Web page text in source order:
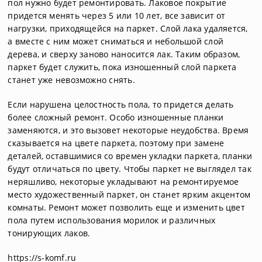
пол нужно будет ремонтировать. Лаковое покрытие
придется менять через 5 или 10 лет, все зависит от
нагрузки, приходящейся на паркет. Слой лака удаляется,
а вместе с ним может сниматься и небольшой слой
дерева, и сверху заново наносится лак. Таким образом,
паркет будет служить, пока изношенный слой паркета
станет уже невозможно снять.
Если нарушена целостность пола, то придется делать
более сложный ремонт. Особо изношенные планки
заменяются, и это вызовет некоторые неудобства. Время
сказывается на цвете паркета, поэтому при замене
деталей, оставшимися со времен укладки паркета, планки
будут отличаться по цвету. Чтобы паркет не выглядел так
неряшливо, некоторые укладывают на ремонтируемое
место художественный паркет, он станет ярким акцентом
комнаты. Ремонт может позволить еще и изменить цвет
пола путем использования морилок и различных
тонирующих лаков.
https://s-komf.ru